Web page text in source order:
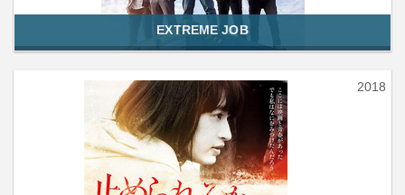
EXTREME JOB
2018